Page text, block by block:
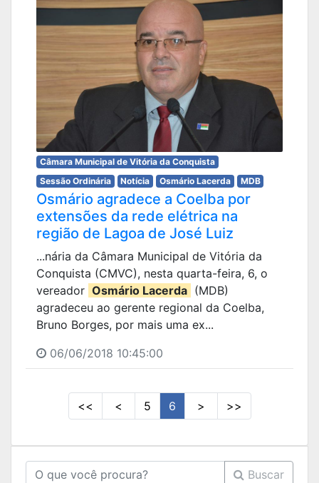
Câmara Municipal de Vitória da Conquista
Sessão Ordinária
Notícia Osmário Lacerda MDB
Osmário agradece a Coelba por
extensões da rede elétrica na
região de Lagoa de José Luiz
...nária da Câmara Municipal de Vitória da
Conquista (CMVC), nesta quarta-feira, 6, o
vereador Osmário Lacerda (MDB)
agradeceu ao gerente regional da Coelba,
Bruno Borges, por mais uma ex...
06/06/2018 10:45:00
<< < 5 6 > >>
Buscar